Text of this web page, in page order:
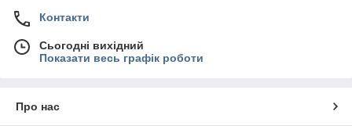
Контакти
Сьогодні вихідний
Показати весь графік роботи
Про нас